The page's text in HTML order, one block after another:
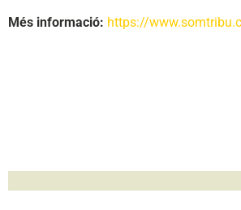
Més informació: https://